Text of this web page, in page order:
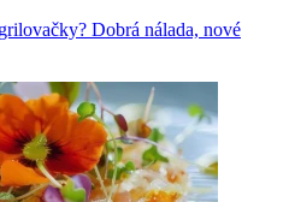
Dobrá nálada, nové